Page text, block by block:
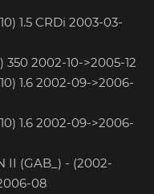
1.5 CRDi 2003-03-
350 2002-10->2005-12
1.6 2002-09->2006-
1.6 2002-09->2006-
II (GAB_) - (2002-
08